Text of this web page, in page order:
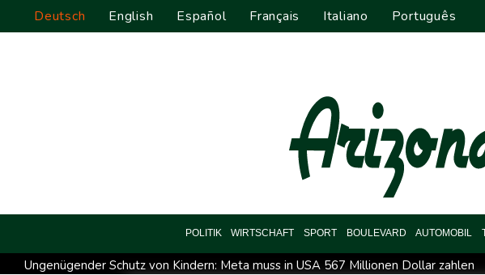
Deutsch English Español Français Italiano Português
POLITIK WIRTSCHAFT SPORT BOULEVARD AUTOMOBIL
Ungenügender Schutz von Kindern: Meta muss in USA 567 Millionen Dollar zahlen